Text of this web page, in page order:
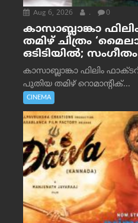
Aug 6, 2026 . 0
കാസാബ്ലാങ്കാ
തമിഴ് ചിത്രം
ഒടിടിയിൽ;
കാസാബ്ലാങ്കാ ഫിലിം
പുതിയ തമിഴ് റൊമാന്റിക്...
CINEMA